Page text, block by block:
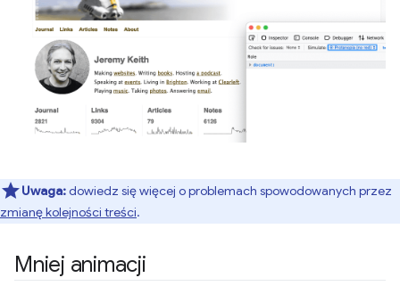
Uwaga:dowiedz się więcej o problemach spowodowanych przez
zmianę kolejności treści.
Mniej animacji